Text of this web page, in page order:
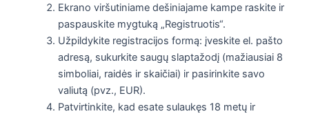
Ekrano viršutiniame dešiniajame kampe raskite ir
paspauskite mygtuką „Registruotis“.
Užpildykite registracijos formą: įveskite el. pašto
adresą, sukurkite saugų slaptažodį (mažiausiai 8
simboliai, raidės ir skaičiai) ir pasirinkite savo
valiutą (pvz., EUR).
Patvirtinkite, kad esate sulaukęs 18 metų ir